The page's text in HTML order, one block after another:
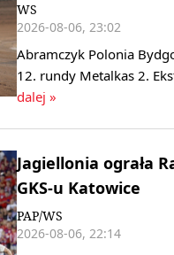
WS
2026-08-06, 23:02
Abramczyk Polonia
12. rundy Metalkas 2.
dalej »
Jagiellonia ograła
GKS-u Katowice
PAP/WS
2026-08-06, 22:14